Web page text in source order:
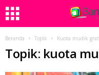
Beranda Topik Kuota mudik
Topik: kuota